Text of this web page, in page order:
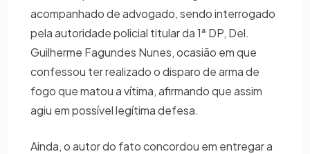
acompanhado de advogado, sendo interrogado
pela autoridade policial titular da 1ª DP, Del.
Guilherme Fagundes Nunes, ocasião em que
confessou ter realizado o disparo de arma de
fogo que matou a vítima, afirmando que assim
agiu em possível legítima defesa.
Ainda, o autor do fato concordou em entregar a